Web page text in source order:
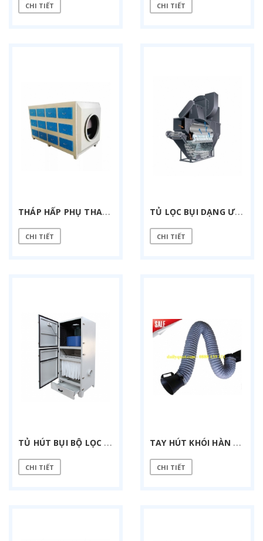
CHI TIẾT
T
HÁP HẤP PHỤ THAN HOẠT TÍNH BLC 15000
CHI TIẾT
T
Ủ HÚT BỤI BỘ LỌC TÚI 7.5 KW
CHI TIẾT
CHI TIẾT
T
Ủ LỌC BỤI DẠNG ƯỚT WDC 8000
CHI TIẾT
T
AY HÚT KHÓI HÀN D160
CHI TIẾT